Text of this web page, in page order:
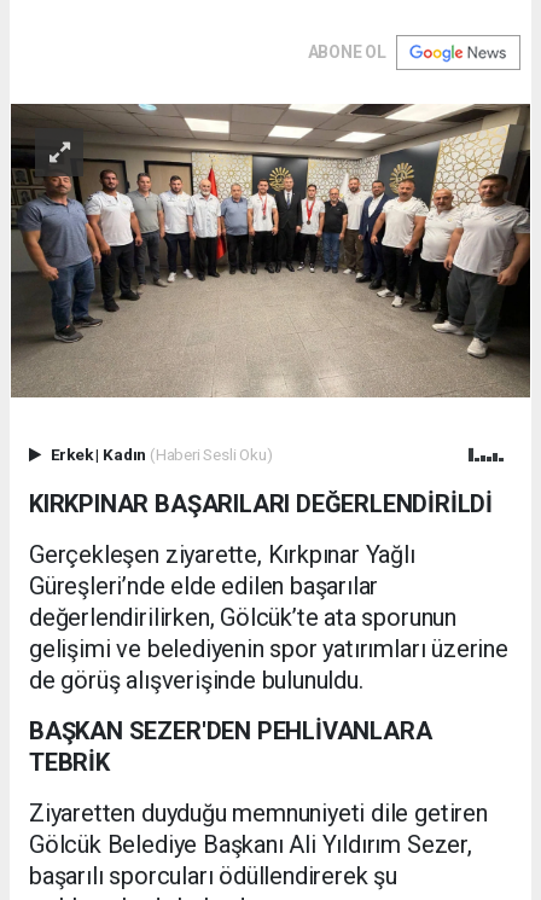
ABONE OL
Erkek| Kadın (Haberi Sesli Oku)
KIRKPINAR BAŞARILARI DEĞERLENDİRİLDİ
Gerçekleşen ziyarette, Kırkpınar Yağlı
Güreşleri’nde elde edilen başarılar
değerlendirilirken, Gölcük’te ata sporunun
gelişimi ve belediyenin spor yatırımları üzerine
de görüş alışverişinde bulunuldu.
BAŞKAN SEZER'DEN PEHLİVANLARA
TEBRİK
Ziyaretten duyduğu memnuniyeti dile getiren
Gölcük Belediye Başkanı Ali Yıldırım Sezer,
başarılı sporcuları ödüllendirerek şu